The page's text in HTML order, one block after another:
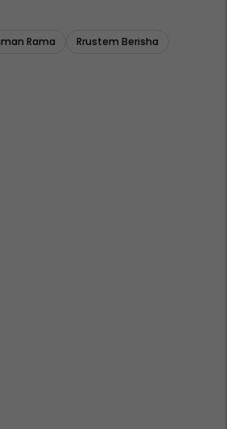
Rama Rrustem Berisha